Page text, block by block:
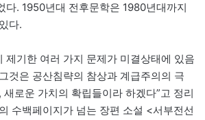
다. 1950년대 전후문학은 1980년대까지
다.
제기한 여러 가지 문제가 미결상태에 있음
것은 공산침략의 참상과 계급주의의 극
로운 가치의 확립들이라 하겠다”고 정리
수백페이지가 넘는 장편 소설 <서부전선